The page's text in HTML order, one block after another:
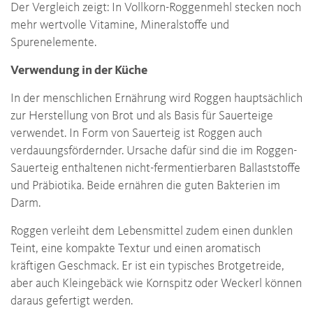
Der Vergleich zeigt: In Vollkorn-Roggenmehl stecken noch
mehr wertvolle Vitamine, Mineralstoffe und
Spurenelemente.
Verwendung in der Küche
In der menschlichen Ernährung wird Roggen hauptsächlich
zur Herstellung von Brot und als Basis für Sauerteige
verwendet. In Form von Sauerteig ist Roggen auch
verdauungsfördernder. Ursache dafür sind die im Roggen-
Sauerteig enthaltenen nicht-fermentierbaren Ballaststoffe
und Präbiotika. Beide ernähren die guten Bakterien im
Darm.
Roggen verleiht dem Lebensmittel zudem einen dunklen
Teint, eine kompakte Textur und einen aromatisch
kräftigen Geschmack. Er ist ein typisches Brotgetreide,
aber auch Kleingebäck wie Kornspitz oder Weckerl können
daraus gefertigt werden.